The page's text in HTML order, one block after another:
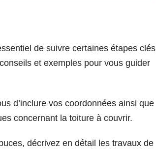
de suivre certaines étapes clés
et exemples pour vous guider
d’inclure vos coordonnées ainsi que
concernant la toiture à couvrir.
décrivez en détail les travaux de